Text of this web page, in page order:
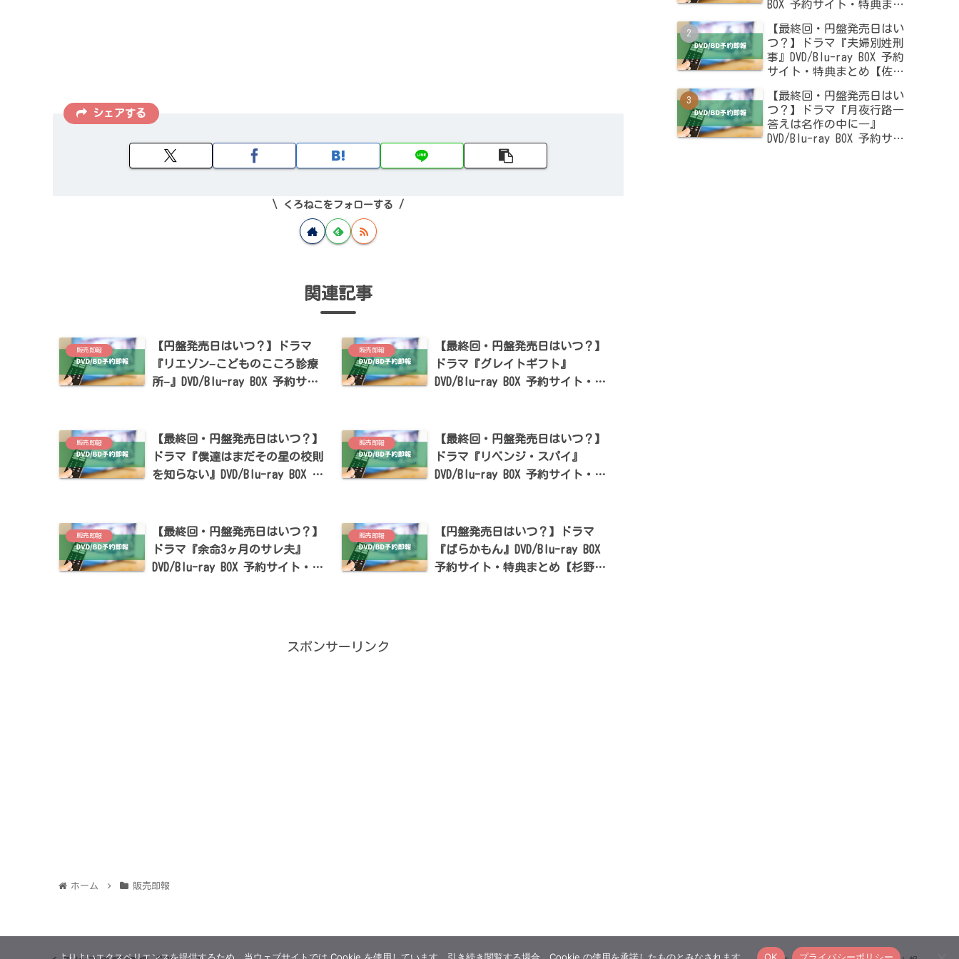
シェアする
くろねこをフォローする
関連記事
販売即報
【円盤発売日はいつ？】ドラマ
『リエゾン−こどものこころ診療
所−』DVD/Blu-ray BOX 予約サイ
販売即報
【最終回・円盤発売日はいつ？】
ドラマ『グレイトギフト』
DVD/Blu-ray BOX 予約サイト・特
販売即報
【最終回・円盤発売日はいつ？】
ドラマ『僕達はまだその星の校則
を知らない』DVD/Blu-ray BOX 予
販売即報
【最終回・円盤発売日はいつ？】
ドラマ『リベンジ・スパイ』
DVD/Blu-ray BOX 予約サイト・特
販売即報
【最終回・円盤発売日はいつ？】
ドラマ『余命3ヶ月のサレ夫』
DVD/Blu-ray BOX 予約サイト・特
販売即報
【円盤発売日はいつ？】ドラマ
『ばらかもん』DVD/Blu-ray BOX
予約サイト・特典まとめ【杉野遥
スポンサーリンク
ホーム 販売即報
BOX 予約サイト・特典まと
演】
【最終回・円盤発売日はい
つ？】ドラマ『夫婦別姓刑
事』DVD/Blu-ray BOX 予約
サイト・特典まとめ【佐藤
【最終回・円盤発売日はい
つ？】ドラマ『月夜行路―
答えは名作の中に―』
DVD/Blu-ray BOX 予約サイ